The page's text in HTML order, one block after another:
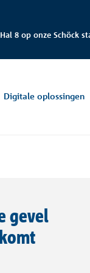
8 op onze Schöck
Digitale oplossingen
Schöck als
gevel